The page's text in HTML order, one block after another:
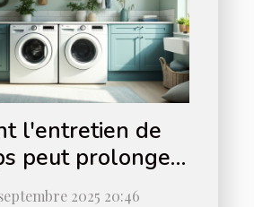
l'entretien de
peut prolonger
de vie ?2025 20:46